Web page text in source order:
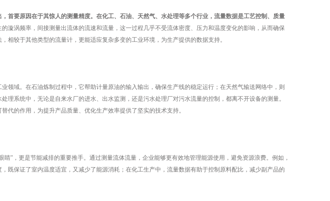
首要原因在于其惊人的测量精度。在化工、石油、天然气、水处理等多个行业，流量数据是工艺控制、质量
漩涡频率，间接测量出流体的流速和流量，这一过程几乎不受流体密度、压力和温度变化的影响，从而确保
相较于其他类型的流量计，更能适应复杂多变的工业环境，为生产提供的数据支持。
域。在石油炼制过程中，它帮助计量原油的输入输出，确保生产线的稳定运行；在天然气输送网络中，则
理系统中，无论是自来水厂的进水、出水监测，还是污水处理厂对污水流量的控制，都离不开设备的测量。
代的作用，为提升产品质量、优化生产效率提供了坚实的技术支持。
，更是节能减排的重要推手。通过测量流体流量，企业能够更有效地管理能源使用，避免资源浪费。例如，
既保证了室内温度适宜，又减少了能源消耗；在化工生产中，流量数据有助于控制原料配比，减少副产品的